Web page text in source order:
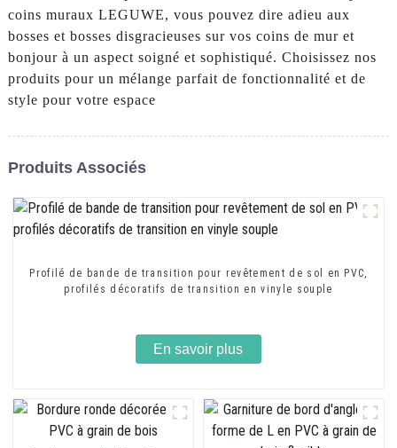
coins muraux LEGUWE, vous pouvez dire adieu aux
bosses et bosses disgracieuses sur vos coins de mur et
bonjour à un aspect soigné et sophistiqué. Choisissez nos
produits pour un mélange parfait de fonctionnalité et de
style pour votre espace
Produits Associés
Profilé de bande de transition pour revêtement de sol en PVC,
profilés décoratifs de transition en vinyle souple
En savoir plus